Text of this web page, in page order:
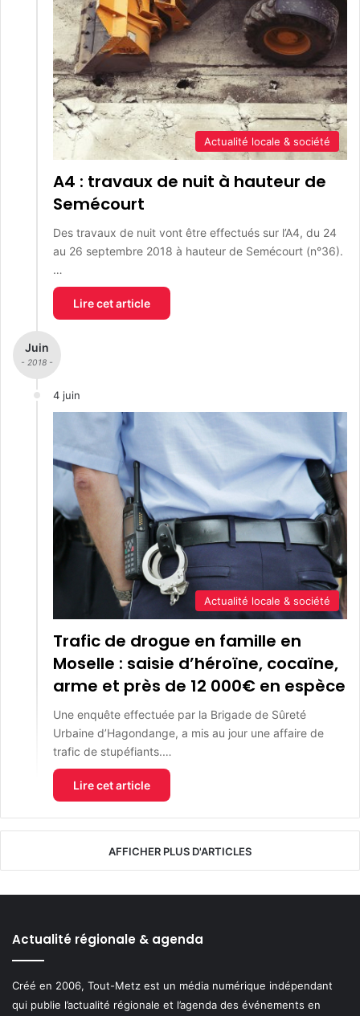
Actualité locale & société
A4 : travaux de nuit à hauteur de
Semécourt
Des travaux de nuit vont être effectués sur l’A4, du 24
au 26 septembre 2018 à hauteur de Semécourt (n°36).
…
Lire cet article
Juin
- 2018 -
4 juin
Actualité locale & société
Trafic de drogue en famille en
Moselle : saisie d’héroïne, cocaïne,
arme et près de 12 000€ en espèce
Une enquête effectuée par la Brigade de Sûreté
Urbaine d’Hagondange, a mis au jour une affaire de
trafic de stupéfiants.…
Lire cet article
AFFICHER PLUS D'ARTICLES
Actualité régionale & agenda
Créé en 2006, Tout-Metz est un média numérique indépendant
qui publie l’actualité régionale et l’agenda des événements en